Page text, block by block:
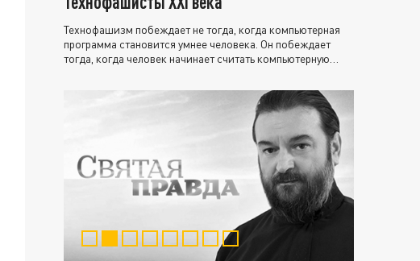
Технофашизм побеждает не тогда, когда компьютерная
программа становится умнее человека. Он побеждает
тогда, когда человек начинает считать компьютерную